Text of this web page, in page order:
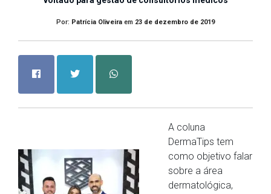
Por: Patrícia Oliveira em 23 de dezembro de 2019
A coluna
DermaTips tem
como objetivo falar
sobre a área
dermatológica,